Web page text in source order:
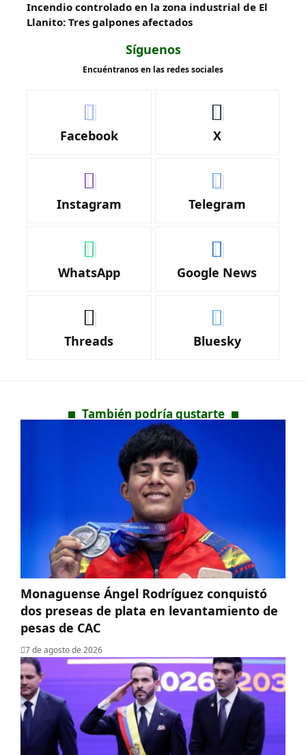
Incendio controlado en la zona industrial de El
Llanito: Tres galpones afectados
Síguenos
Encuéntranos en las redes sociales
Facebook X
Instagram Telegram
WhatsApp Google News
Threads Bluesky
También podría gustarte
Monaguense Ángel Rodríguez conquistó
dos preseas de plata en levantamiento de
pesas de CAC
7 de agosto de 2026